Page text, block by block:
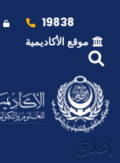
19838
موقع الأكاديمية
إغلاق